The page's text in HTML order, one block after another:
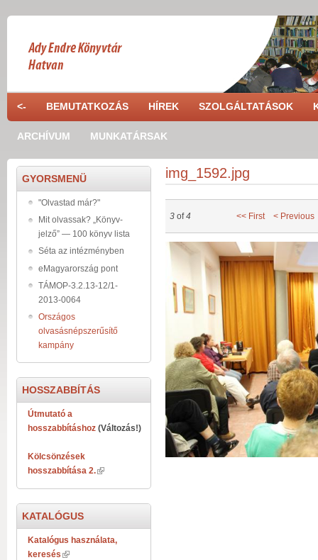
<- BEMUTATKOZÁS HÍREK SZOLGÁLTATÁSOK
ARCHÍVUM MUNKATÁRSAK
img_1592.jpg
3 of4 << First < Previous
img_1592.jpg
GYORSMENÜ
"Olvastad már?"
Mit olvassak? „Könyv-
jelző” — 100 könyv lista
Séta az intézményben
eMagyarország pont
TÁMOP-3.2.13-12/1-
2013-0064
Országos
olvasásnépszerűsítő
kampány
HOSSZABBÍTÁS
Útmutató a
hosszabbításhoz (Változás!)
Kölcsönzések
hosszabbítása 2.
KATALÓGUS
Katalógus használata,
keresés